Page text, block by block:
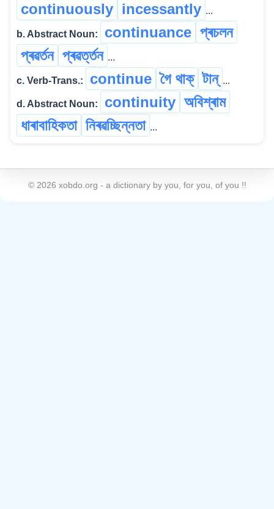
continuously incessantly ...
b. Abstract Noun: continuance প্ৰচলন
প্ৰৱৰ্তন প্ৰৱৰ্ত্তন ...
c. Verb-Trans.: continue গৈ থাক্ টান্ ...
d. Abstract Noun: continuity অবিশ্ৰাম
ধাৰাবাহিকতা নিৰৱচ্ছিন্নতা ...
© 2026 xobdo.org - a dictionary by you, for you, of you !!